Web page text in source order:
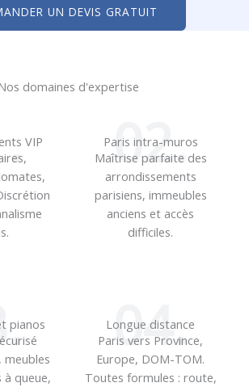
UN DEVIS GRATUIT
domaines d'expertise
VIP
02.
Paris intra-muros
Maîtrise parfaite des
arrondissements
parisiens, immeubles
anciens et accès
difficiles.
pianos
meubles
à queue,
04.
Longue distance
Paris vers Province,
Europe, DOM-TOM.
Toutes formules : route,